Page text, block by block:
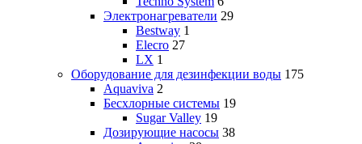
Электронагреватели 29
Bestway 1
Elecro 27
LX 1
Оборудование для дезинфекции воды 175
Aquaviva 2
Бесхлорные системы 19
Sugar Valley 19
Дозирующие насосы 38